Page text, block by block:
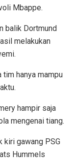
Mbappe.
balik Dortmund
melakukan
tim hanya mampu
hampir saja
mengenai tiang.
kiri gawang PSG
Hummels